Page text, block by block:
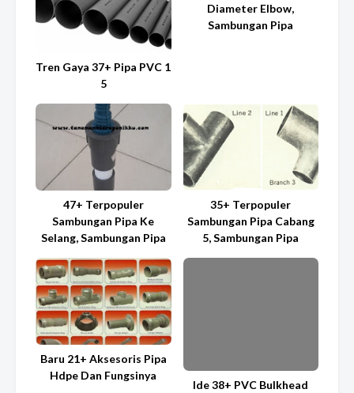
Tren Gaya 37+ Pipa PVC 1
5
Diameter Elbow,
Sambungan Pipa
47+ Terpopuler
Sambungan Pipa Ke
Selang, Sambungan Pipa
35+ Terpopuler
Sambungan Pipa Cabang
5, Sambungan Pipa
Baru 21+ Aksesoris Pipa
Hdpe Dan Fungsinya
Ide 38+ PVC Bulkhead